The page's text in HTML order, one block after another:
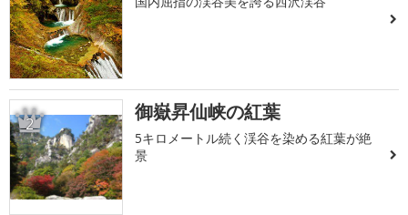
2 御嶽昇仙峡の紅葉
5キロメートル続く渓谷を染める紅葉が絶
景